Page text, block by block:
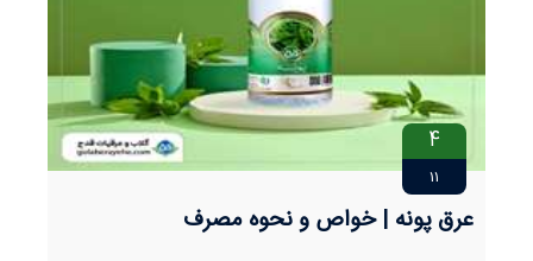
4
11
عرق پونه | خواص و نحوه مصرف